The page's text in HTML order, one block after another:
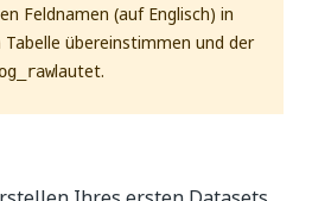
Feldnamen (auf Englisch) in
übereinstimmen und der
lautet.